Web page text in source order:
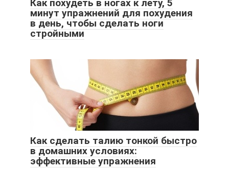
Как похудеть в ногах к лету, 5
минут упражнений для похудения
в день, чтобы сделать ноги
стройными
Как сделать талию тонкой быстро
в домашних условиях:
эффективные упражнения